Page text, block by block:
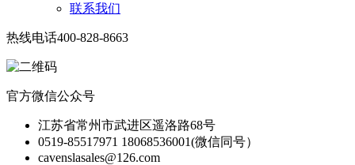
联系我们
热线电话400-828-8663
官方微信公众号
江苏省常州市武进区遥洛路68号
0519-85517971 18068536001(微信同号）
cavenslasales@126.com